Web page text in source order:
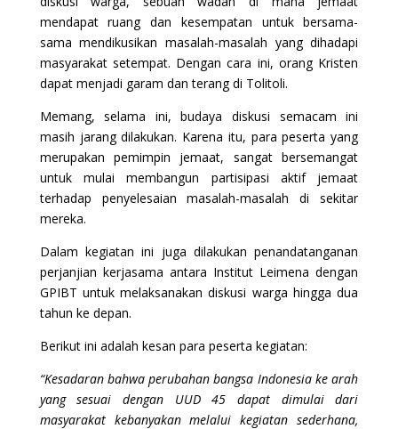
mendapat ruang dan kesempatan untuk bersama-
sama mendikusikan masalah-masalah yang dihadapi
masyarakat setempat. Dengan cara ini, orang Kristen
dapat menjadi garam dan terang di Tolitoli.
Memang, selama ini, budaya diskusi semacam ini
masih jarang dilakukan. Karena itu, para peserta yang
merupakan pemimpin jemaat, sangat bersemangat
untuk mulai membangun partisipasi aktif jemaat
terhadap penyelesaian masalah-masalah di sekitar
mereka.
Dalam kegiatan ini juga dilakukan penandatanganan
perjanjian kerjasama antara Institut Leimena dengan
GPIBT untuk melaksanakan diskusi warga hingga dua
tahun ke depan.
Berikut ini adalah kesan para peserta kegiatan:
“Kesadaran bahwa perubahan bangsa Indonesia ke arah
yang sesuai dengan UUD 45 dapat dimulai dari
masyarakat kebanyakan melalui kegiatan sederhana,